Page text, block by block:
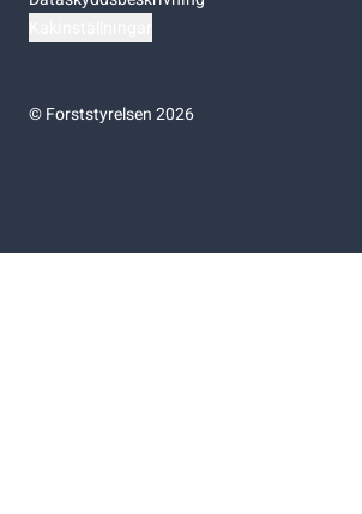
©Forststyrelsen 2026